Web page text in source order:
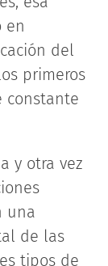
en
del
primeros
constante
y otra vez
una
de las
tipos de